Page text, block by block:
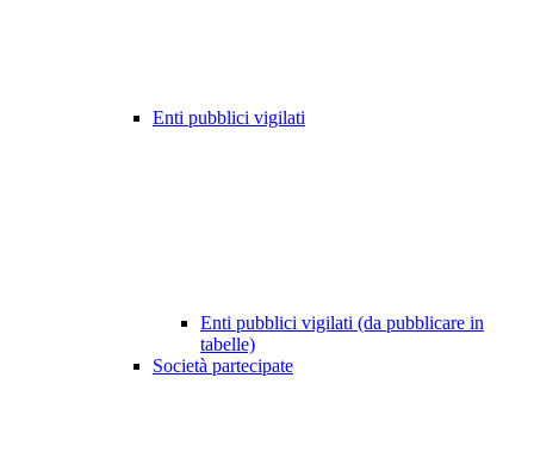
Enti pubblici vigilati
Enti pubblici vigilati (da pubblicare in
tabelle)
Società partecipate